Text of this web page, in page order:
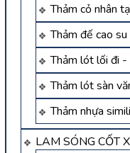
Thảm cỏ nhân
Thảm đế cao
Thảm lót lối đi -
Thảm lót sàn
Thảm nhựa
LAM SÓNG CỐT